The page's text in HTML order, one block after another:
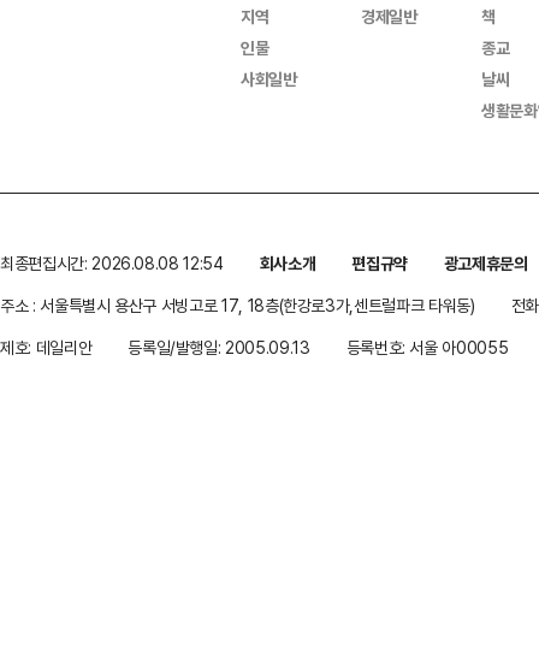
지역
인물
사회일반
경제일반
책
종교
날씨
생활문
최종편집시간: 2026.08.08 12:54 회사소개 편집규약
광고제휴문의
주소 : 서울특별시 용산구 서빙고로 17, 18층(한강로3가,센트럴파크 타워동)
전
제호: 데일리안
등록일/발행일: 2005.09.13 등록번호: 서울 아00055